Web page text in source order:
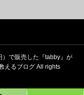
で販売した『tabby』が
えるブログ All rights